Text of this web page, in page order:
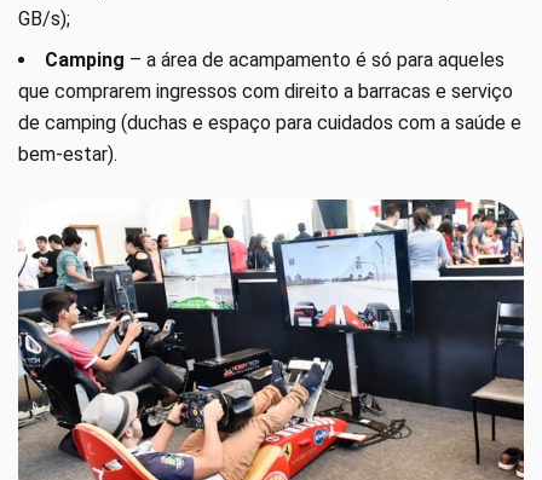
GB/s);
Camping – a área de acampamento é só para aqueles
que comprarem ingressos com direito a barracas e serviço
de camping (duchas e espaço para cuidados com a saúde e
bem-estar).